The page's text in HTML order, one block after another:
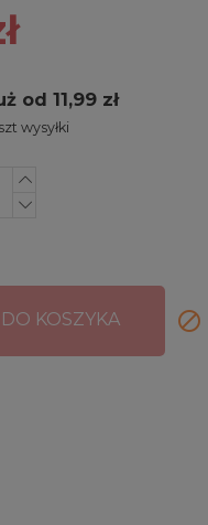
od 11,99 zł
wysyłki
KOSZYKA 